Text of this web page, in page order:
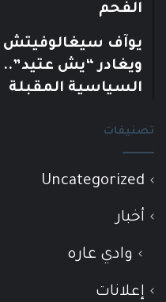
الفحم
يوآف
ويغادر “يش
السياسية المقبلة
تصنيفات
Uncategorized
أخبار
وادي عاره
إعلانات